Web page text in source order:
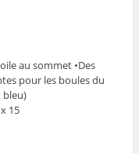
au sommet •Des
pour les boules du
bleu)
15